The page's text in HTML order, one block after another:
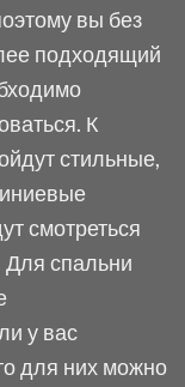
вы без
подходящий
К
стильные,
смотреться
спальни
у вас
для них можно